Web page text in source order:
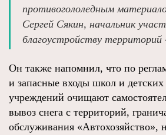
противогололедным
Сергей Сякин, начальник
благоустройству территорий
Он также напомнил, что по
и запасные входы школ и
учреждений очищают
вывоз снега с территорий,
обслуживания «Автохозяйство»,